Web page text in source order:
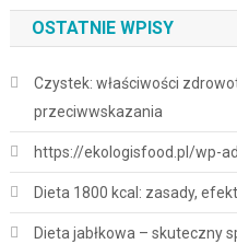
OSTATNIE WPISY
Czystek: właściwości
przeciwwskazania
https://ekologisfood.pl/wp-
Dieta 1800 kcal: zasady,
Dieta jabłkowa – skuteczny